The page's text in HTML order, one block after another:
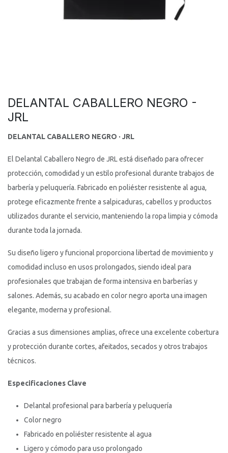
DELANTAL CABALLERO NEGRO -
JRL
DELANTAL CABALLERO NEGRO · JRL
El Delantal Caballero Negro de JRL está diseñado para ofrecer
protección, comodidad y un estilo profesional durante trabajos de
barbería y peluquería. Fabricado en poliéster resistente al agua,
protege eficazmente frente a salpicaduras, cabellos y productos
utilizados durante el servicio, manteniendo la ropa limpia y cómoda
durante toda la jornada.
Su diseño ligero y funcional proporciona libertad de movimiento y
comodidad incluso en usos prolongados, siendo ideal para
profesionales que trabajan de forma intensiva en barberías y
salones. Además, su acabado en color negro aporta una imagen
elegante, moderna y profesional.
Gracias a sus dimensiones amplias, ofrece una excelente cobertura
y protección durante cortes, afeitados, secados y otros trabajos
técnicos.
Especificaciones Clave
Delantal profesional para barbería y peluquería
Color negro
Fabricado en poliéster resistente al agua
Ligero y cómodo para uso prolongado